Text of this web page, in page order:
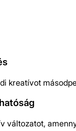
kreatívot
változatot,